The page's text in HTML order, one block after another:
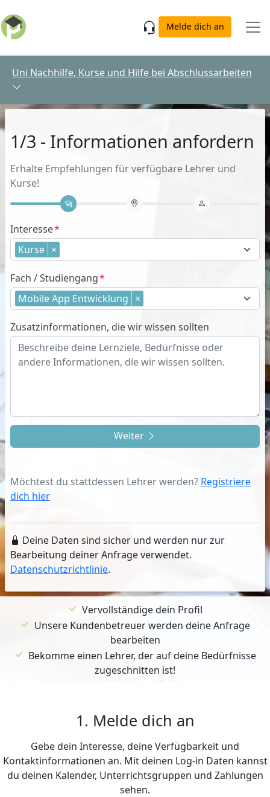
Melde dich an
Uni Nachhilfe, Kurse und Hilfe bei Abschlussarbeiten
1/3 - Informationen anfordern
Erhalte Empfehlungen für verfügbare Lehrer und
Kurse!
Interesse
Kurse ×
Fach / Studiengang
Mobile App Entwicklung ×
Zusatzinformationen, die wir wissen sollten
Weiter
Möchtest du stattdessen Lehrer werden? Registriere
dich hier
Deine Daten sind sicher und werden nur zur
Bearbeitung deiner Anfrage verwendet.
Datenschutzrichtlinie.
Vervollständige dein Profil
Unsere Kundenbetreuer werden deine Anfrage
bearbeiten
Bekomme einen Lehrer, der auf deine Bedürfnisse
zugeschnitten ist!
1. Melde dich an
Gebe dein Interesse, deine Verfügbarkeit und
Kontaktinformationen an. Mit deinen Log-in Daten kannst
du deinen Kalender, Unterrichtsgruppen und Zahlungen
sehen.